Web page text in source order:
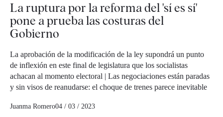
La ruptura por la reforma del 'sí es sí'
pone a prueba las costuras del
Gobierno
La aprobación de la modificación de la ley supondrá un punto
de inflexión en este final de legislatura que los socialistas
achacan al momento electoral | Las negociaciones están paradas
y sin visos de reanudarse: el choque de trenes parece inevitable
Juanma Romero04 / 03 / 2023